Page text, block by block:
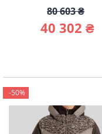
80 603 ₴
40 302 ₴
-50%